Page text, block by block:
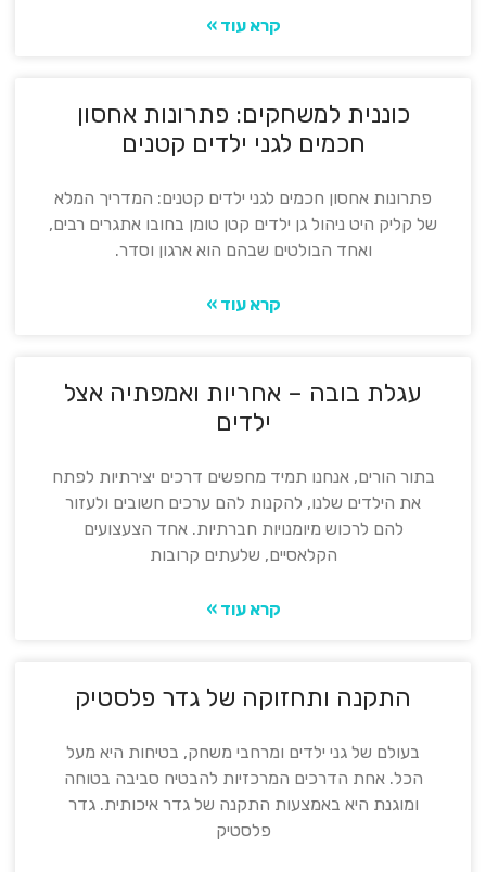
קרא עוד »
כוננית למשחקים: פתרונות אחסון
חכמים לגני ילדים קטנים
פתרונות אחסון חכמים לגני ילדים קטנים: המדריך המלא
של קליק היט ניהול גן ילדים קטן טומן בחובו אתגרים רבים,
ואחד הבולטים שבהם הוא ארגון וסדר.
קרא עוד »
עגלת בובה – אחריות ואמפתיה אצל
ילדים
בתור הורים, אנחנו תמיד מחפשים דרכים יצירתיות לפתח
את הילדים שלנו, להקנות להם ערכים חשובים ולעזור
להם לרכוש מיומנויות חברתיות. אחד הצעצועים
הקלאסיים, שלעתים קרובות
קרא עוד »
התקנה ותחזוקה של גדר פלסטיק
בעולם של גני ילדים ומרחבי משחק, בטיחות היא מעל
הכל. אחת הדרכים המרכזיות להבטיח סביבה בטוחה
ומוגנת היא באמצעות התקנה של גדר איכותית. גדר
פלסטיק